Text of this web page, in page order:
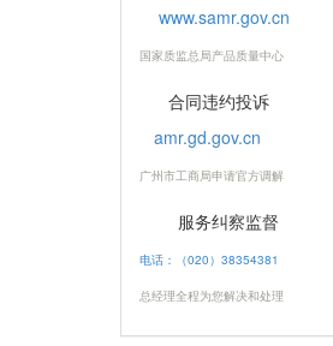
www.samr.gov.cn
国家质监总局产品质量中心
合同违约投诉
amr.gd.gov.cn
广州市工商局申请官方调解
服务纠察监督
电话：（020）38354381
总经理全程为您解决和处理